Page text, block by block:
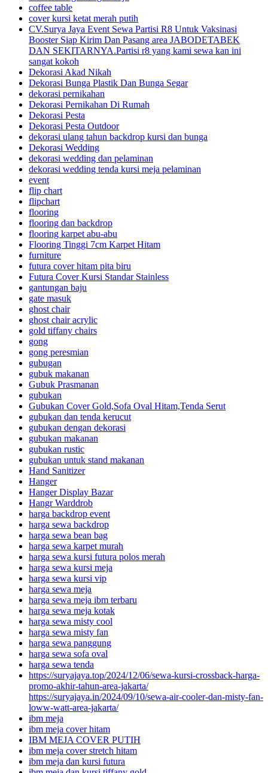
coffee table
cover kursi ketat merah putih
CV.Surya Jaya Event Sewa Partisi R8 Untuk Vaksinasi
Booster Siap Kirim Dan Pasang area JABODETABEK
DAN SEKITARNYA.Partisi r8 yang kami sewa kan ini
sangat kokoh
Dekorasi Akad Nikah
Dekorasi Bunga Plastik Dan Bunga Segar
dekorasi pernikahan
Dekorasi Pernikahan Di Rumah
Dekorasi Pesta
Dekorasi Pesta Outdoor
dekorasi ulang tahun backdrop kursi dan bunga
Dekorasi Wedding
dekorasi wedding dan pelaminan
dekorasi wedding tenda kursi meja pelaminan
event
flip chart
flipchart
flooring
flooring dan backdrop
flooring karpet abu-abu
Flooring Tinggi 7cm Karpet Hitam
furniture
futura cover hitam pita biru
Futura Cover Kursi Standar Stainless
gantungan baju
gate masuk
ghost chair
ghost chair acrylic
gold tiffany chairs
gong
gong peresmian
gubugan
gubuk makanan
Gubuk Prasmanan
gubukan
Gubukan Cover Gold,Sofa Oval Hitam,Tenda Serut
gubukan dan tenda kerucut
gubukan dengan dekorasi
gubukan makanan
gubukan rustic
gubukan untuk stand makanan
Hand Sanitizer
Hanger
Hanger Display Bazar
Hangr Warddrob
harga backdrop event
harga sewa backdrop
harga sewa bean bag
harga sewa karpet murah
harga sewa kursi futura polos merah
harga sewa kursi meja
harga sewa kursi vip
harga sewa meja
harga sewa meja ibm terbaru
harga sewa meja kotak
harga sewa misty cool
harga sewa misty fan
harga sewa panggung
harga sewa sofa oval
harga sewa tenda
https://suryajaya.top/2024/12/06/sewa-kursi-crossback-harga-
promo-akhir-tahun-area-jakarta/
https://suryajaya.in/2024/09/10/sewa-air-cooler-dan-misty-fan-
loww-watt-area-jakarta/
ibm meja
ibm meja cover hitam
IBM MEJA COVER PUTIH
ibm meja cover stretch hitam
ibm meja dan kursi futura